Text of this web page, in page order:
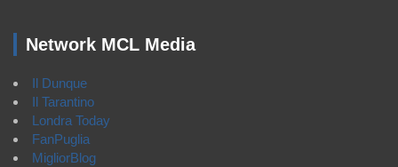
Network MCL Media
Il Dunque
Il Tarantino
Londra Today
FanPuglia
MigliorBlog